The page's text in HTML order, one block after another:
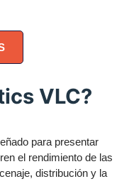
VLC?
para presentar
el rendimiento de las
distribución y la